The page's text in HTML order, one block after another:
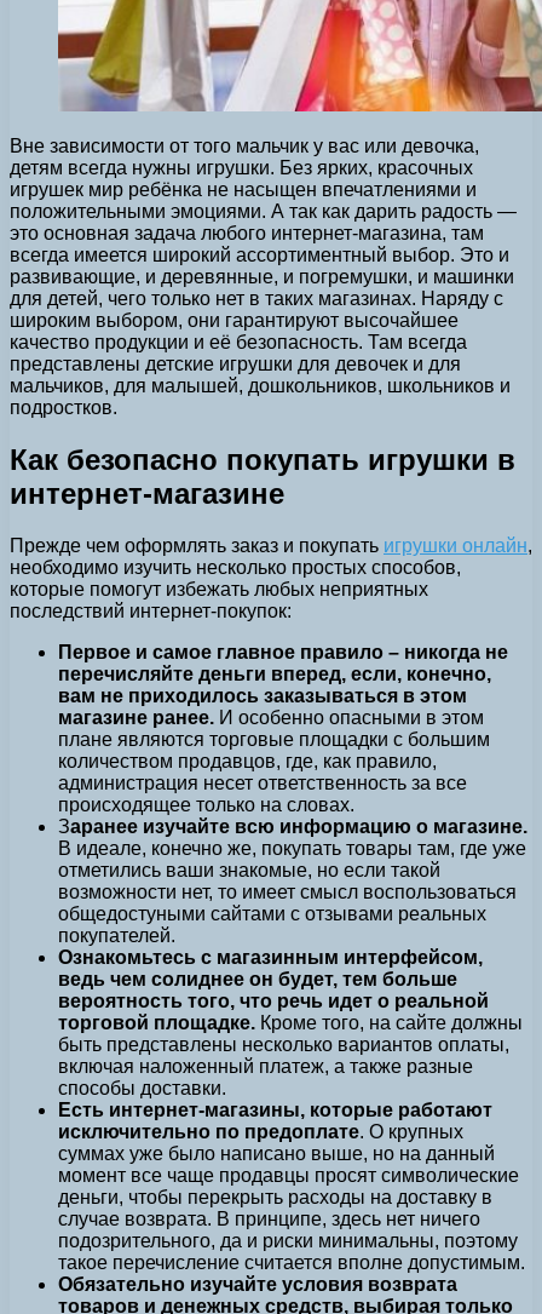
Вне зависимости от того мальчик у вас или девочка,
детям всегда нужны игрушки. Без ярких, красочных
игрушек мир ребёнка не насыщен впечатлениями и
положительными эмоциями. А так как дарить радость —
это основная задача любого интернет-магазина, там
всегда имеется широкий ассортиментный выбор. Это и
развивающие, и деревянные, и погремушки, и машинки
для детей, чего только нет в таких магазинах. Наряду с
широким выбором, они гарантируют высочайшее
качество продукции и её безопасность. Там всегда
представлены детские игрушки для девочек и для
мальчиков, для малышей, дошкольников, школьников и
подростков.
Как безопасно покупать игрушки в
интернет-магазине
Прежде чем оформлять заказ и покупать игрушки онлайн,
необходимо изучить несколько простых способов,
которые помогут избежать любых неприятных
последствий интернет-покупок:
Первое и самое главное правило – никогда не
перечисляйте деньги вперед, если, конечно,
вам не приходилось заказываться в этом
магазине ранее. И особенно опасными в этом
плане являются торговые площадки с большим
количеством продавцов, где, как правило,
администрация несет ответственность за все
происходящее только на словах.
Заранее изучайте всю информацию о магазине.
В идеале, конечно же, покупать товары там, где уже
отметились ваши знакомые, но если такой
возможности нет, то имеет смысл воспользоваться
общедостуными сайтами с отзывами реальных
покупателей.
Ознакомьтесь с магазинным интерфейсом,
ведь чем солиднее он будет, тем больше
вероятность того, что речь идет о реальной
торговой площадке. Кроме того, на сайте должны
быть представлены несколько вариантов оплаты,
включая наложенный платеж, а также разные
способы доставки.
Есть интернет-магазины, которые работают
исключительно по предоплате. О крупных
суммах уже было написано выше, но на данный
момент все чаще продавцы просят символические
деньги, чтобы перекрыть расходы на доставку в
случае возврата. В принципе, здесь нет ничего
подозрительного, да и риски минимальны, поэтому
такое перечисление считается вполне допустимым.
Обязательно изучайте условия возврата
товаров и денежных средств, выбирая только